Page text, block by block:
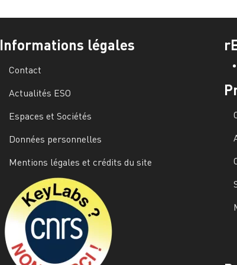
Informations légales
Contact
Actualités ESO
Espaces et Sociétés
Données personnelles
Mentions légales et crédits du site